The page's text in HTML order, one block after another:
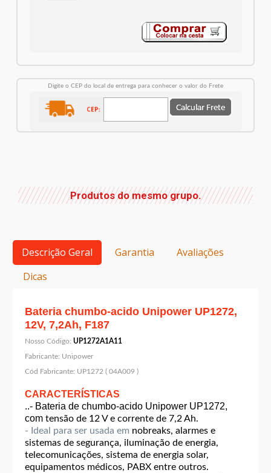
Digite o CEP do local de entrega para conhecer o valor do Frete
Produtos do mesmo grupo.
Descrição Geral Garantia
Avaliações
Dicas
Bateria chumbo-acido Unipower UP1272,
12V, 7,2Ah, F187
Nosso Código: UP1272A1A11
Fabricante: Unipower
Cód Fabricante: UP1272 ( 04A009 )
CARACTERÍSTICAS
..- Bateria de chumbo-acido Unipower UP1272,
com tensão de 12 V e corrente de 7,2 Ah.
- Ideal para ser usada em nobreaks, alarmes e
sistemas de segurança, iluminação de energia,
telecomunicações, sistema de energia solar,
equipamentos médicos, PABX entre outros.